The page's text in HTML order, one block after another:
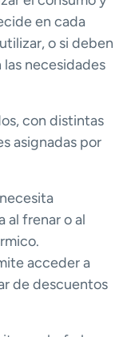
en cada
o si deben
necesidades
con distintas
asignadas por
al frenar o al
acceder a
de descuentos